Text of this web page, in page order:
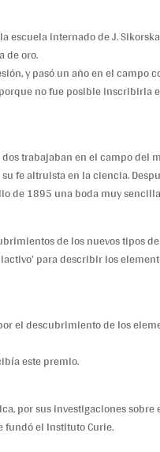
escuela internado de J.
de oro.
y pasó un año en el campo
no fue posible
trabajaban en el campo del
fe altruista en la ciencia.
de 1895 una boda muy
de los nuevos tipos
para describir los
el descubrimiento de los
este premio.
por sus investigaciones
fundó el Instituto Curie.